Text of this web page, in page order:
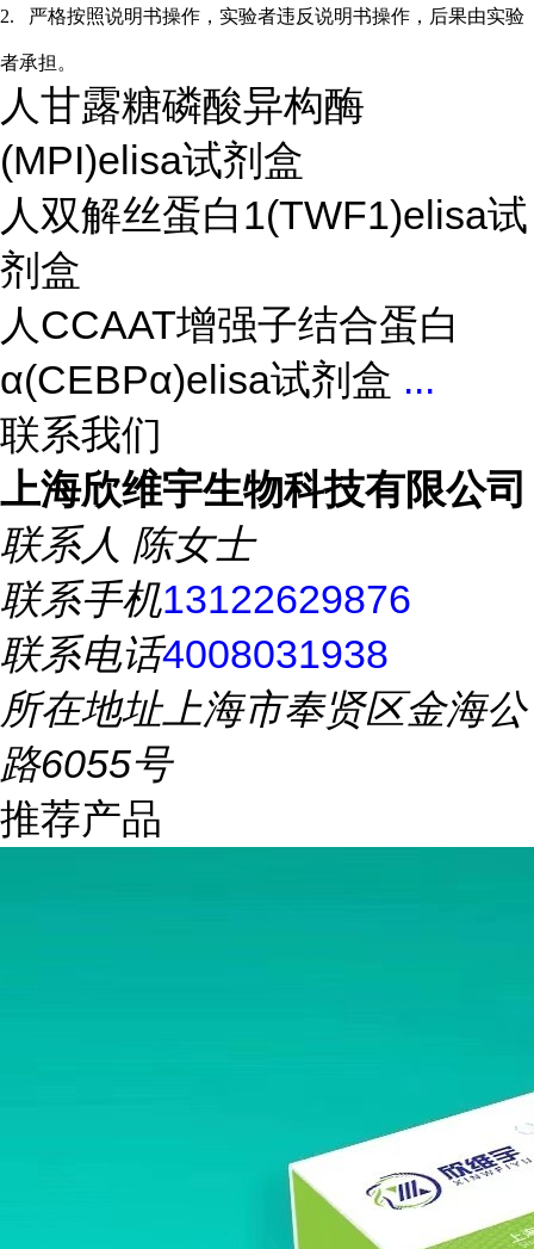
2. 严格按照说明书操作，实验者违反说明书操作，后果由实验
者承担。
人甘露糖磷酸异构酶
(MPI)elisa试剂盒
人双解丝蛋白1(TWF1)elisa试
剂盒
人CCAAT增强子结合蛋白
α(CEBPα)elisa试剂盒 ...
联系我们
上海欣维宇生物科技有限公司
联系人 陈女士
联系手机13122629876
联系电话4008031938
所在地址上海市奉贤区金海公
路6055号
推荐产品